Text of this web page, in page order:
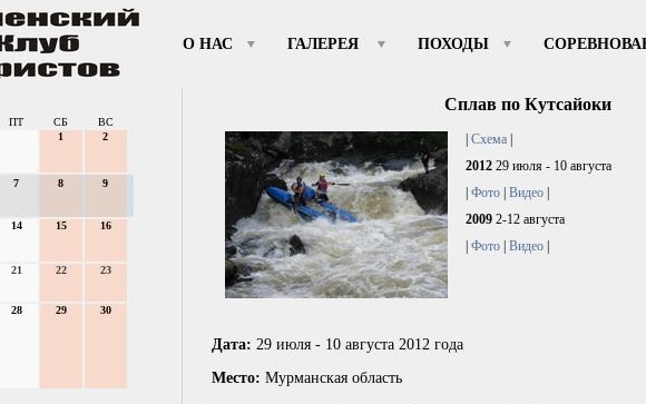
О НАС ГАЛЕРЕЯ ПОХОДЫ
ПТ СБ
ВС
1
2
7 8 9
14 15 16
21 22 23
28 29 30
Сплав по Кутсайоки
Схема
2012 29 июля - 10 августа
Фото Видео
2009 2-12 августа
Фото Видео
Дата: 29 июля - 10 августа 2012 года
Место: Мурманская область